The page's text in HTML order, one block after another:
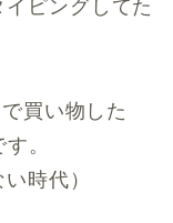
ピングしてた
買い物した
。
時代）